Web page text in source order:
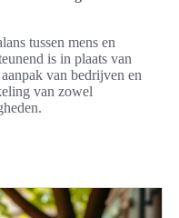
tussen mens en
is in plaats van
van bedrijven en
van zowel